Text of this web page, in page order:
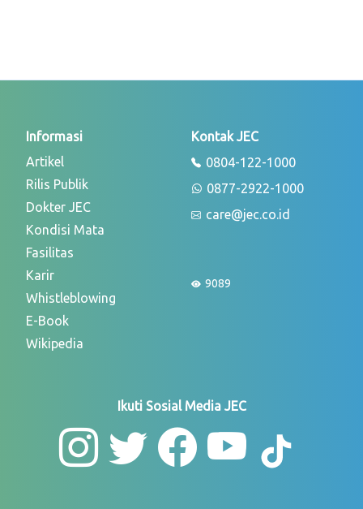
Informasi
Artikel
Rilis Publik
Dokter JEC
Kondisi Mata
Fasilitas
Karir
Whistleblowing
E-Book
Wikipedia
Kontak JEC
0804-122-1000
0877-2922-1000
care@jec.co.id
9089
Ikuti Sosial Media JEC